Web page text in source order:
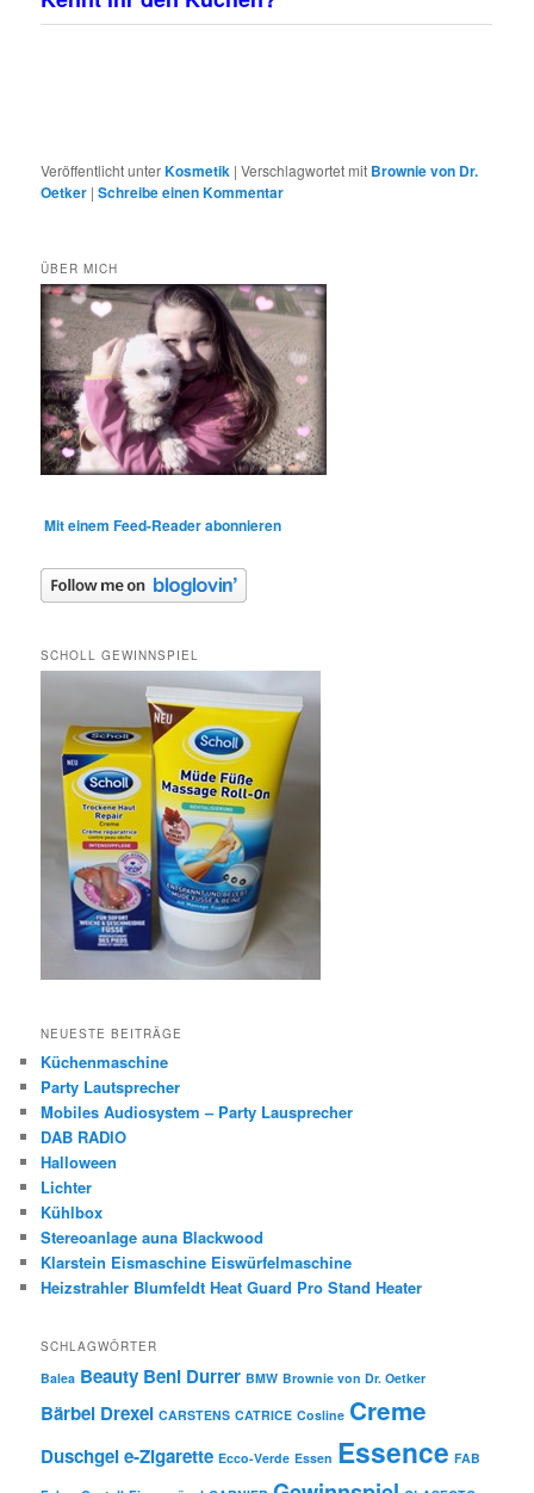
Veröffentlicht unterKosmetik |Verschlagwortet mit Brownie von Dr.
Oetker |Schreibe einen Kommentar
ÜBER MICH
Mit einem Feed-Reader abonnieren
SCHOLL GEWINNSPIEL
NEUESTE BEITRÄGE
Küchenmaschine
Party Lautsprecher
Mobiles Audiosystem – Party Lausprecher
DAB RADIO
Halloween
Lichter
Kühlbox
Stereoanlage auna Blackwood
Klarstein Eismaschine Eiswürfelmaschine
Heizstrahler Blumfeldt Heat Guard Pro Stand Heater
SCHLAGWÖRTER
Balea Beauty Beni Durrer BMW Brownie von Dr. Oetker
Bärbel Drexel CARSTENS CATRICE Cosline Creme
Duschgele-Zigarette Ecco-Verde Essen Essence FAB